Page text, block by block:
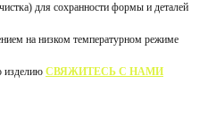
для сохранности формы и деталей
на низком температурном режиме
изделию СВЯЖИТЕСЬ С НАМИ